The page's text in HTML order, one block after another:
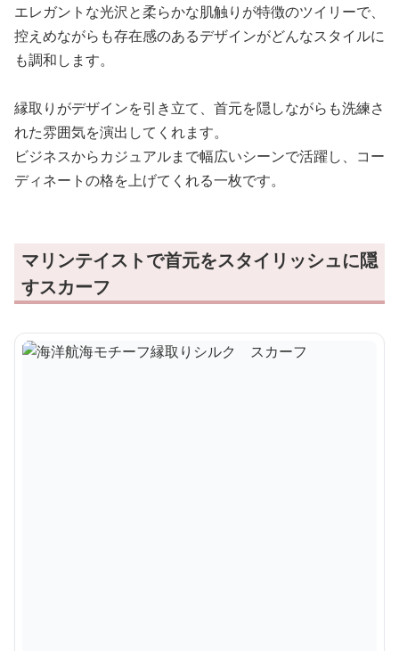
エレガントな光沢と柔らかな肌触りが特徴のツイリーで、
控えめながらも存在感のあるデザインがどんなスタイルに
も調和します。
縁取りがデザインを引き立て、首元を隠しながらも洗練さ
れた雰囲気を演出してくれます。
ビジネスからカジュアルまで幅広いシーンで活躍し、コー
ディネートの格を上げてくれる一枚です。
マリンテイストで首元をスタイリッシュに隠
すスカーフ